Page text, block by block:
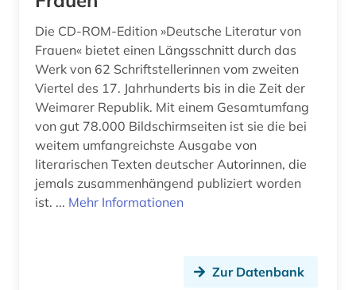
bildungspolitik (1)
bildungswesen (2)
biografie (15)
biographie (10)
biologiestudium (1)
bodenfeuchte (1)
Die CD-ROM-Edition »Deutsche Literatur von
Frauen« bietet einen Längsschnitt durch das
Werk von 62 Schriftstellerinnen vom zweiten
Viertel des 17. Jahrhunderts bis in die Zeit der
Weimarer Republik. Mit einem Gesamtumfang
von gut 78.000 Bildschirmseiten ist sie die bei
weitem umfangreichste Ausgabe von
literarischen Texten deutscher Autorinnen, die
jemals zusammenhängend publiziert worden
ist. ... Mehr Informationen
Zur Datenbank